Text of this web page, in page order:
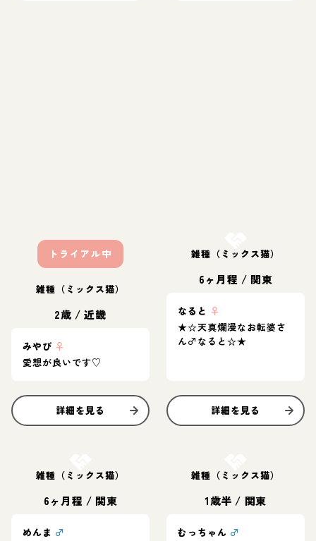
トライアル中
雑種（ミックス猫）
2歳 /近畿
みやび ♀
愛想が良いです♡
詳細を見る
雑種（ミックス猫）
6ヶ月程 / 関東
なると ♀
★☆天真爛漫なお転婆さ
ん♂なると☆★
詳細を見る
雑種（ミックス猫）
6ヶ月程 / 関東
めんま ♂
雑種（ミックス猫）
1歳半 / 関東
むっちゃん ♂